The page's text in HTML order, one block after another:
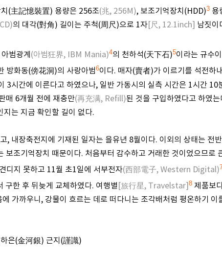
(主記憶裝置) 용량은 256조(兆, 256M), 보조기억장치(HDD)3 용
의 대각(對角) 길이는 주척(周尺)으로 1자 [尺, 12.1inch] 남짓이
범광계 (아범狂界, IBM Mania)4의 천하석(天下石)5이라는 규수
방화동(傍花洞)의 사랑아범6이다. 매자(賣者)가 이르기를 석전하
3시간에 이른다고 하였으나, 일반 가동시의 실측 시간은 1시간 10
매 6개월 전에 재충만(再充满, Refill)된 것을 구입하였다고 하였
지는 지금 확인할 길이 없다.
, 내장축전지에 기재된 일자는 을유년 8월이다. 이외의 상태는 전
보조기억장치 때문이다. 처음부터 감수하고 거래한 것이었으므로
디지 못하고 11월 초1일에 서부전자(西部電子, Western Digital)
한 후 뒤늦게 교체하였다. 여행별 [旅行星, Travelstar] 8 제품보
가까우니, 강물이 흐르는 데로 떠다니는 조각배처럼 평온하기 이
은(金河銀) 근지(謹識)